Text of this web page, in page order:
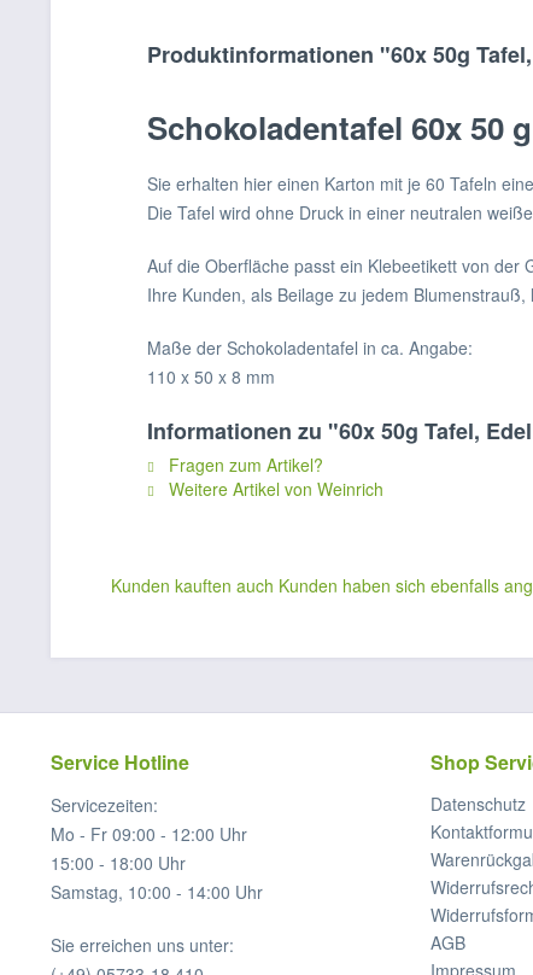
Produktinformationen "60x 50g
Schokoladentafel 60x 50 g
Sie erhalten hier einen Karton mit je 60 Tafeln
Die Tafel wird ohne Druck in einer neutralen
Auf die Oberfläche passt ein Klebeetikett von
Ihre Kunden, als Beilage zu jedem
Maße der Schokoladentafel in ca. Angabe:
110 x 50 x 8 mm
Informationen zu "60x 50g Tafel,
Fragen zum Artikel?
Weitere Artikel von Weinrich
Kunden kauften auch Kunden haben sich ebenfalls
Service Hotline
Servicezeiten:
Mo - Fr 09:00 - 12:00 Uhr
15:00 - 18:00 Uhr
Samstag, 10:00 - 14:00 Uhr
Sie erreichen uns unter:
Shop
Datenschutz
AGB
Impressum